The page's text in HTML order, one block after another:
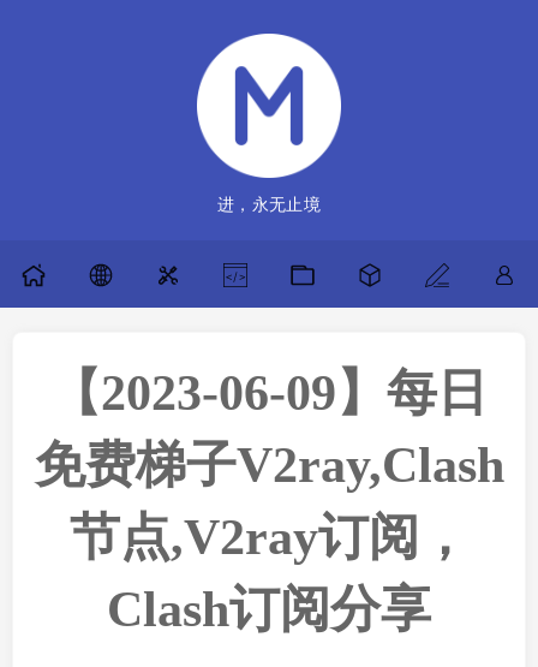
进，永无止境
【2023-06-09】每日
免费梯子V2ray,Clash
节点,V2ray订阅，
Clash订阅分享